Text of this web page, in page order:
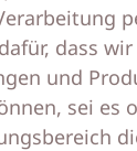
dass
und
sei es